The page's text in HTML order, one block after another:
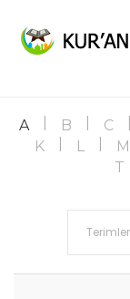
A B C
K
L M
T